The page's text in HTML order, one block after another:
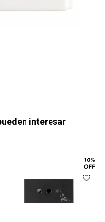
interesar